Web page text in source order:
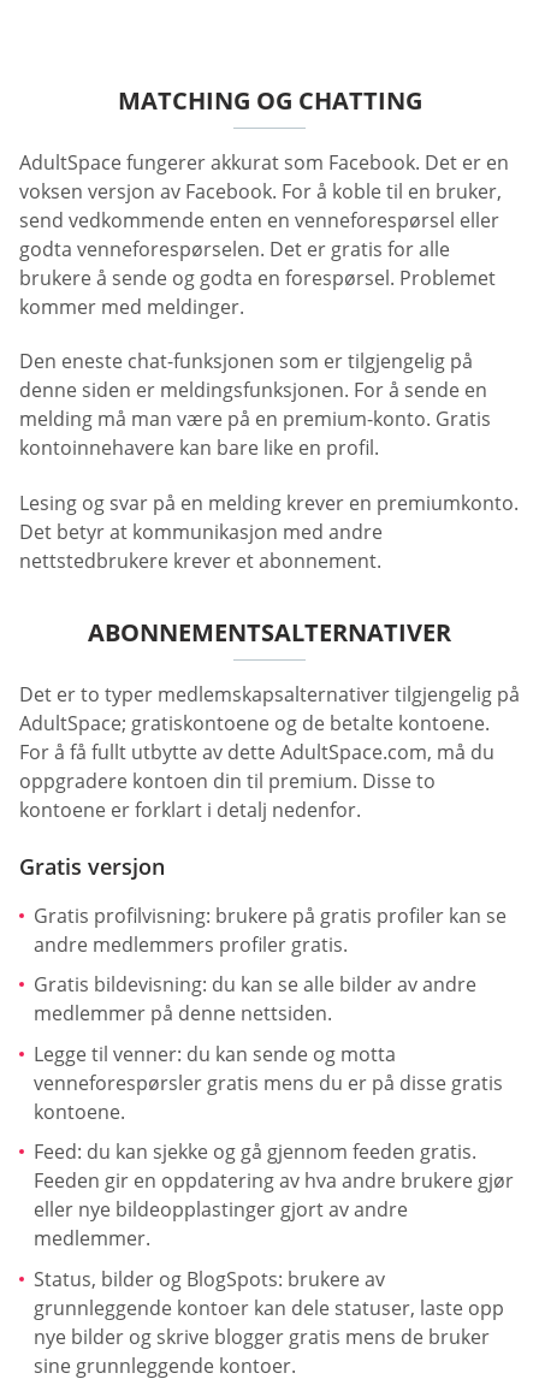
MATCHING OG CHATTING
AdultSpace fungerer akkurat som Facebook. Det er en
voksen versjon av Facebook. For å koble til en bruker,
send vedkommende enten en venneforespørsel eller
godta venneforespørselen. Det er gratis for alle
brukere å sende og godta en forespørsel. Problemet
kommer med meldinger.
Den eneste chat-funksjonen som er tilgjengelig på
denne siden er meldingsfunksjonen. For å sende en
melding må man være på en premium-konto. Gratis
kontoinnehavere kan bare like en profil.
Lesing og svar på en melding krever en premiumkonto.
Det betyr at kommunikasjon med andre
nettstedbrukere krever et abonnement.
ABONNEMENTSALTERNATIVER
Det er to typer medlemskapsalternativer tilgjengelig på
AdultSpace; gratiskontoene og de betalte kontoene.
For å få fullt utbytte av dette AdultSpace.com, må du
oppgradere kontoen din til premium. Disse to
kontoene er forklart i detalj nedenfor.
Gratis versjon
Gratis profilvisning: brukere på gratis profiler kan se
andre medlemmers profiler gratis.
Gratis bildevisning: du kan se alle bilder av andre
medlemmer på denne nettsiden.
Legge til venner: du kan sende og motta
venneforespørsler gratis mens du er på disse gratis
kontoene.
Feed: du kan sjekke og gå gjennom feeden gratis.
Feeden gir en oppdatering av hva andre brukere gjør
eller nye bildeopplastinger gjort av andre
medlemmer.
Status, bilder og BlogSpots: brukere av
grunnleggende kontoer kan dele statuser, laste opp
nye bilder og skrive blogger gratis mens de bruker
sine grunnleggende kontoer.